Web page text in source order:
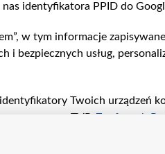
identyfikatora PPID do
w tym informacje
bezpiecznych usług,
Twoich urządzeń
przez TVP, Zaufanych
lub dostęp do nich, wyboru
wyboru